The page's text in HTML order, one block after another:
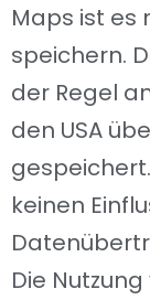
Maps ist es
speichern.
der Regel
den USA
keinen
Die